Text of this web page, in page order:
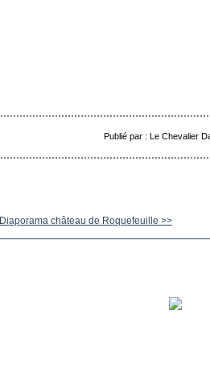
Publié par : Le Chevalier
Diaporama château de Roquefeuille >>